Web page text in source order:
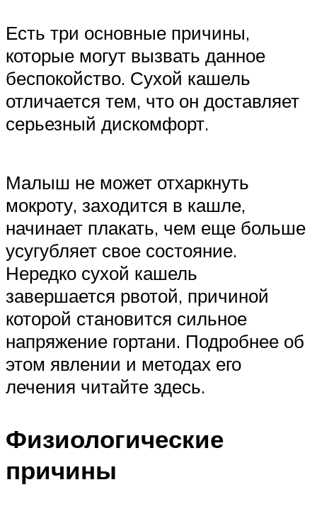
Есть три основные причины,
которые могут вызвать данное
беспокойство. Сухой кашель
отличается тем, что он доставляет
серьезный дискомфорт.
Малыш не может отхаркнуть
мокроту, заходится в кашле,
начинает плакать, чем еще больше
усугубляет свое состояние.
Нередко сухой кашель
завершается рвотой, причиной
которой становится сильное
напряжение гортани. Подробнее об
этом явлении и методах его
лечения читайте здесь.
Физиологические
причины